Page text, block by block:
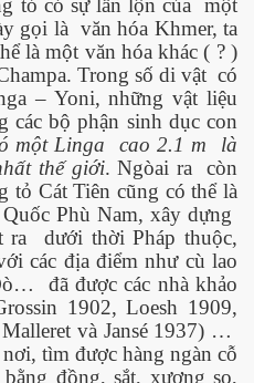
tỏ có sự lẫn lộn của một
gọi là văn hóa Khmer, ta
là một văn hóa khác ( ? )
Trong số di vật có
– Yoni, những vật liệu
các bộ phận sinh dục con
một Linga cao 2.1 m
là
thế giới. Ngòai ra
còn
tỏ Cát Tiên cũng có thể là
Phù Nam, xây dựng
ra
dưới thời Pháp thuộc,
các địa điểm như cù lao
đã được các nhà khảo
1902, Loesh 1909,
và Jansé 1937) …
tìm được hàng ngàn cỗ
đồng, sắt, xương sọ,